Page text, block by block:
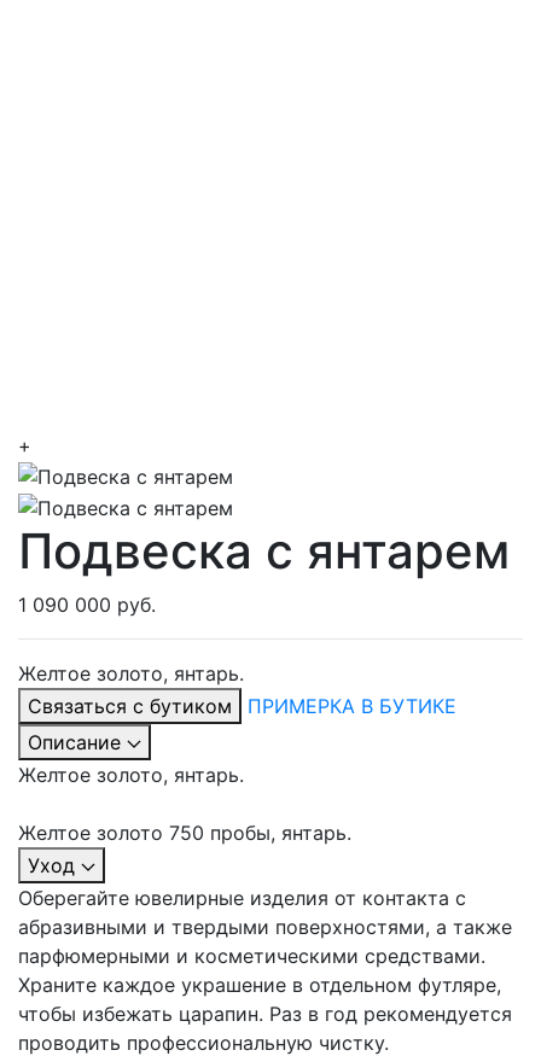
+
Подвеска с янтарем
1 090 000 руб.
Желтое золото, янтарь.
Связаться с бутиком
ПРИМЕРКА В БУТИКЕ
Описание
Желтое золото, янтарь.
Желтое золото 750 пробы, янтарь.
Уход
Оберегайте ювелирные изделия от контакта с
абразивными и твердыми поверхностями, а также
парфюмерными и косметическими средствами.
Храните каждое украшение в отдельном футляре,
чтобы избежать царапин. Раз в год рекомендуется
проводить профессиональную чистку.